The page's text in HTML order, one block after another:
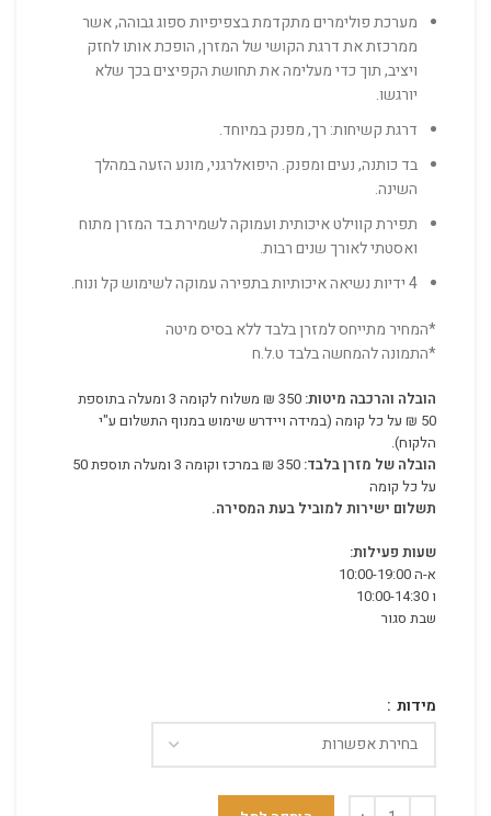
מערכת פולימרים מתקדמת בצפיפיות ספוג גבוהה, אשר
ממרכזת את דרגת הקושי של המזרן, הופכת אותו לחזק
ויציב, תוך כדי מעלימה את תחושת הקפיצים בכך שלא
יורגשו.
דרגת קשיחות: רך, מפנק במיוחד.
בד כותנה, נעים ומפנק. היפואלרגני, מונע הזעה במהלך
השינה.
תפירת קווילט איכותית ועמוקה לשמירת בד המזרן מתוח
ואסטתי לאורך שנים רבות.
4 ידיות נשיאה איכותיות בתפירה עמוקה לשימוש קל ונוח.
*המחיר מתייחס למזרן בלבד ללא בסיס מיטה
*התמונה להמחשה בלבד ט.ל.ח
הובלה והרכבה מיטות:
350 ₪ משלוח לקומה 3 ומעלה בתוספת
50 ₪ על כל קומה (במידה ויידרש שימוש במנוף התשלום ע"י
הלקוח).
הובלה של מזרן בלבד:
350 ₪ במרכז וקומה 3 ומעלה תוספת 50
על כל קומה
תשלום ישירות למוביל בעת המסירה.
שעות פעילות:
א-ה 10:00-19:00
ו 10:00-14:30
שבת סגור
מידות